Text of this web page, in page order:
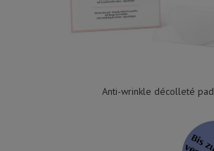
Anti-wrinkle décolleté pad